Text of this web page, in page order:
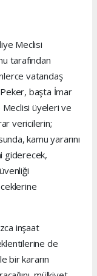
Meclisi
tarafından
vatandaş
Peker, başta İmar
üyeleri ve
vericilerin;
kamu yararını
giderecek,
inşaat
de
bir kararın